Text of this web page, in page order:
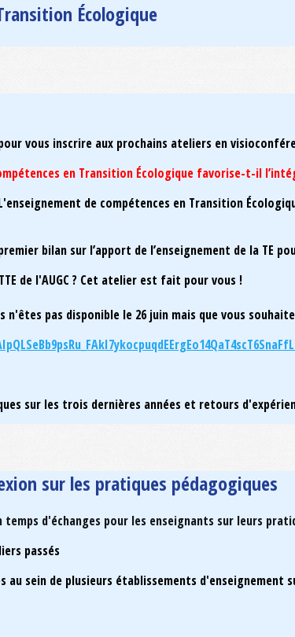
Écologique
vous inscrire aux prochains ateliers en
en Transition Écologique favorise-t-il
de compétences en Transition
bilan sur l’apport de l’enseignement de la TE
de l'AUGC ? Cet atelier est fait pour vous !
n'êtes pas disponible le 26 juin mais que vous
sur les trois dernières années et retours
sur les pratiques pédagogiques
d'échanges pour les enseignants sur leurs
passés
au sein de plusieurs établissements d'enseignement